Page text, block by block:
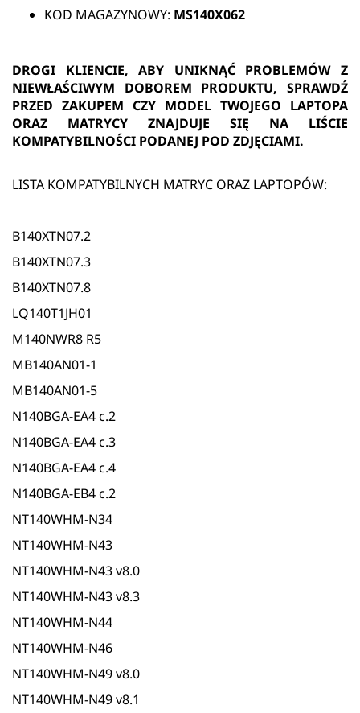
KOD MAGAZYNOWY: MS140X062
DROGI KLIENCIE, ABY UNIKNĄĆ PROBLEMÓW Z
NIEWŁAŚCIWYM DOBOREM PRODUKTU, SPRAWDŹ
PRZED ZAKUPEM CZY MODEL TWOJEGO LAPTOPA
ORAZ MATRYCY ZNAJDUJE SIĘ NA LIŚCIE
KOMPATYBILNOŚCI PODANEJ POD ZDJĘCIAMI.
LISTA KOMPATYBILNYCH MATRYC ORAZ LAPTOPÓW:
B140XTN07.2
B140XTN07.3
B140XTN07.8
LQ140T1JH01
M140NWR8 R5
MB140AN01-1
MB140AN01-5
N140BGA-EA4 c.2
N140BGA-EA4 c.3
N140BGA-EA4 c.4
N140BGA-EB4 c.2
NT140WHM-N34
NT140WHM-N43
NT140WHM-N43 v8.0
NT140WHM-N43 v8.3
NT140WHM-N44
NT140WHM-N46
NT140WHM-N49 v8.0
NT140WHM-N49 v8.1